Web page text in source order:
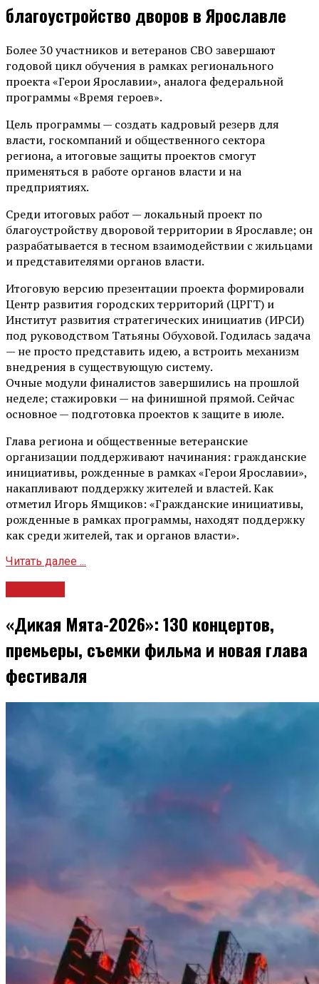
благоустройство дворов в Ярославле
Более 30 участников и ветеранов СВО завершают
годовой цикл обучения в рамках регионального
проекта «Герои Ярославии», аналога федеральной
программы «Время героев».
Цель программы — создать кадровый резерв для
власти, госкомпаний и общественного сектора
региона, а итоговые защиты проектов смогут
применяться в работе органов власти и на
предприятиях.
Среди итоговых работ — локальный проект по
благоустройству дворовой территории в Ярославле; он
разрабатывается в тесном взаимодействии с жильцами
и представителями органов власти.
Итоговую версию презентации проекта формировали
Центр развития городских территорий (ЦРГТ) и
Институт развития стратегических инициатив (ИРСИ)
под руководством Татьяны Обуховой. Годилась задача
— не просто представить идею, а встроить механизм
внедрения в существующую систему.
Очные модули финалистов завершились на прошлой
неделе; стажировки — на финишной прямой. Сейчас
основное — подготовка проектов к защите в июле.
Глава региона и общественные ветеранские
организации поддерживают начинания: гражданские
инициативы, рожденные в рамках «Герои Ярославии»,
накапливают поддержку жителей и властей. Как
отметил Игорь Ямщиков: «Гражданские инициативы,
рожденные в рамках программы, находят поддержку
как среди жителей, так и органов власти».
Читать далее ...
«Дикая Мята-2026»: 130 концертов,
премьеры, съемки фильма и новая глава
фестиваля